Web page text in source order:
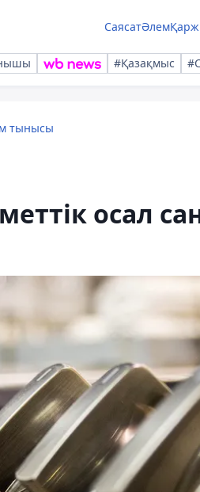
СаясатӘлем
#Қазақмыс
тынысы
осал